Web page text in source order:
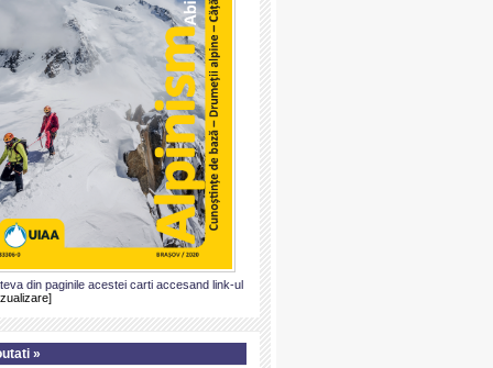
din paginile acestei carti accesand link-ul
»